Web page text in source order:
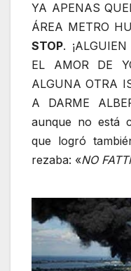
YA APENAS
ÁREA METRO
STOP.
EL AMOR DE
ALGUNA OTRA
A DARME
aunque no está
que logró
rezaba: «NO